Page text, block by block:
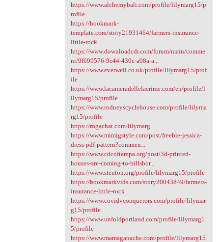
https://www.alchemybali.com/profile/lilymarg15/p
rofile
https://bookmark-
template.com/story21931464/farmers-insurance-
little-rock
https://www.downloadcdr.com/forum/main/comme
nt/9f699576-9c44-430c-a08a-a...
https://www.everwell.co.uk/profile/lilymarg15/prof
ile
https://www.lacameradellelacrime.com/en/profile/l
ilymarg15/profile
https://www.rodneyscyclehouse.com/profile/lilyma
rg15/profile
https://rogachat.com/lilymarg
https://www.mimigstyle.com/post/freebie-jessica-
dress-pdf-pattern?commen...
https://www.cdcoftampa.org/post/3d-printed-
houses-are-coming-to-hillsbor...
https://www.stenton.org/profile/lilymarg15/profile
https://bookmarkvids.com/story20043849/farmers-
insurance-little-rock
https://www.covidvconquerors.com/profile/lilymar
g15/profile
https://www.unfoldportland.com/profile/lilymarg1
5/profile
https://www.mamaganache.com/profile/lilymarg15